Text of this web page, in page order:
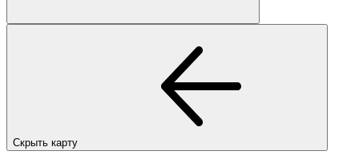
Скрыть карту